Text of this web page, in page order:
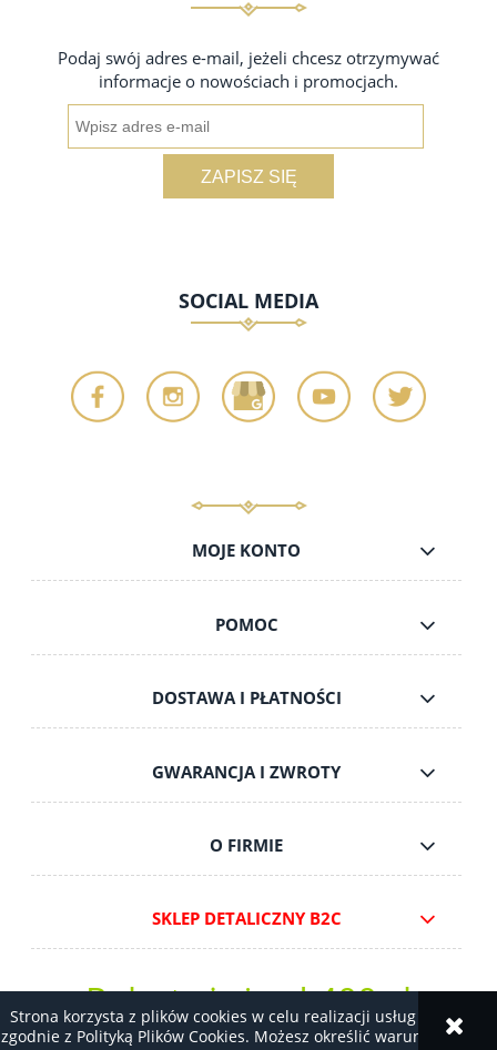
Strona korzysta z plików cookies w celu realizacji usług i
zgodnie z Polityką Plików Cookies. Możesz określić warunki
Podaj swój adres e-mail, jeżeli chcesz otrzymywać
informacje o nowościach i promocjach.
ZAPISZ SIĘ
SOCIAL MEDIA
MOJE KONTO
POMOC
DOSTAWA I PŁATNOŚCI
GWARANCJA I ZWROTY
O FIRMIE
SKLEP DETALICZNY B2C
Rabaty już od 400 zł